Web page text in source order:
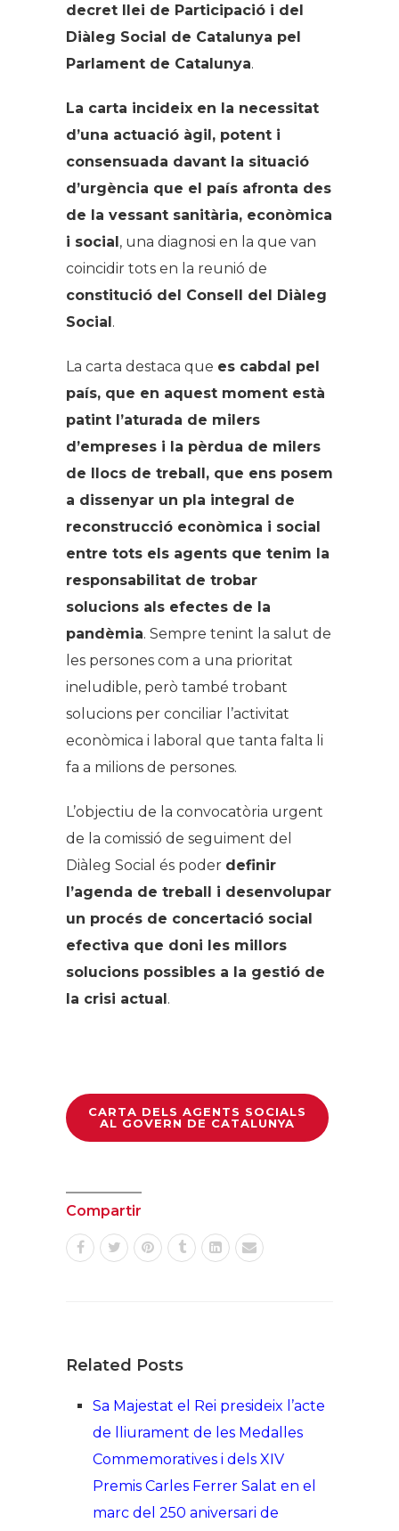
decret llei de Participació i del
Diàleg Social de Catalunya pel
Parlament de Catalunya.
La carta incideix en la necessitat
d’una actuació àgil, potent i
consensuada davant la situació
d’urgència que el país afronta des
de la vessant sanitària, econòmica
i social, una diagnosi en la que van
coincidir tots en la reunió de
constitució del Consell del Diàleg
Social.
La carta destaca que es cabdal pel
país, que en aquest moment està
patint l’aturada de milers
d’empreses i la pèrdua de milers
de llocs de treball, que ens posem
a dissenyar un pla integral de
reconstrucció econòmica i social
entre tots els agents que tenim la
responsabilitat de trobar
solucions als efectes de la
pandèmia. Sempre tenint la salut de
les persones com a una prioritat
ineludible, però també trobant
solucions per conciliar l’activitat
econòmica i laboral que tanta falta li
fa a milions de persones.
L’objectiu de la convocatòria urgent
de la comissió de seguiment del
Diàleg Social és poder definir
l’agenda de treball i desenvolupar
un procés de concertació social
efectiva que doni les millors
solucions possibles a la gestió de
la crisi actual.
CARTA DELS AGENTS SOCIALS
AL GOVERN DE CATALUNYA
Compartir
Related Posts
Sa Majestat el Rei presideix l’acte
de lliurament de les Medalles
Commemoratives i dels XIV
Premis Carles Ferrer Salat en el
marc del 250 aniversari de